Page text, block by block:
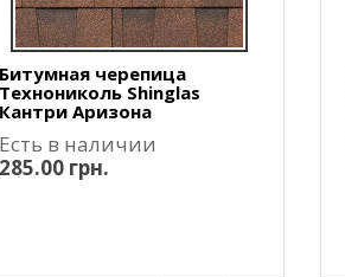
Битумная черепица
Технониколь Shinglas
Кантри Аризона
Есть в наличии
285.00 грн.